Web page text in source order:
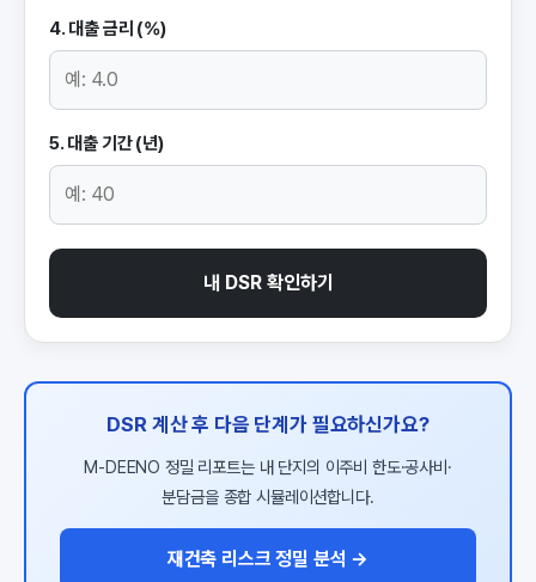
4. 대출 금리 (%)
5. 대출 기간 (년)
내 DSR 확인하기
DSR 계산 후 다음 단계가 필요하신가요?
M-DEENO 정밀 리포트는 내 단지의 이주비 한도·공사비·
분담금을 종합 시뮬레이션합니다.
재건축 리스크 정밀 분석 →